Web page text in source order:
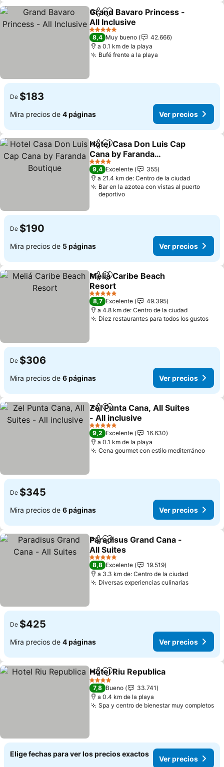
CompartirAgregar a favoritos
Grand Bavaro Princess -
All Inclusive
Ver precios
5 Estrellas
8,4 Muy bueno
42.666
a 0.1 km de la playa
Bufé frente a la playa
De $183
Mira precios de 4 páginas Ver precios
CompartirAgregar a favoritos
Hotel Casa Don Luis Cap
Cana by Faranda
Boutique
Ver precios
4 Estrellas
9,4 Excelente
355
a 21.4 km de: Centro de la ciudad
Bar en la azotea con vistas al puerto
deportivo
De $190
Mira precios de 5 páginas Ver precios
CompartirAgregar a favoritos
Meliá Caribe Beach
Resort
Ver precios
5 Estrellas
8,7 Excelente
49.395
a 4.8 km de: Centro de la ciudad
Diez restaurantes para todos los gustosVer
De $306
Mira precios de 6 páginas Ver precios
CompartirAgregar a favoritos
Zel Punta Cana, All Suites
- All inclusive
Ver precios
5 Estrellas
9,2 Excelente
16.630
a 0.1 km de la playa
Cena gourmet con estilo mediterráneoVer
De $345
Mira precios de 6 páginas Ver precios
CompartirAgregar a favoritos
Paradisus Grand Cana -
All Suites
Ver precios
5 Estrellas
8,8 Excelente
19.519
a 3.3 km de: Centro de la ciudad
Diversas experiencias culinariasVer
De $425
Mira precios de 4 páginas Ver precios
CompartirAgregar a favoritos
Hotel Riu Republica
4 Estrellas
7,8 Bueno
33.741
a 0.4 km de la playa
Spa y centro de bienestar muy completos
Elige fechas para ver los precios exactos
Ver precios